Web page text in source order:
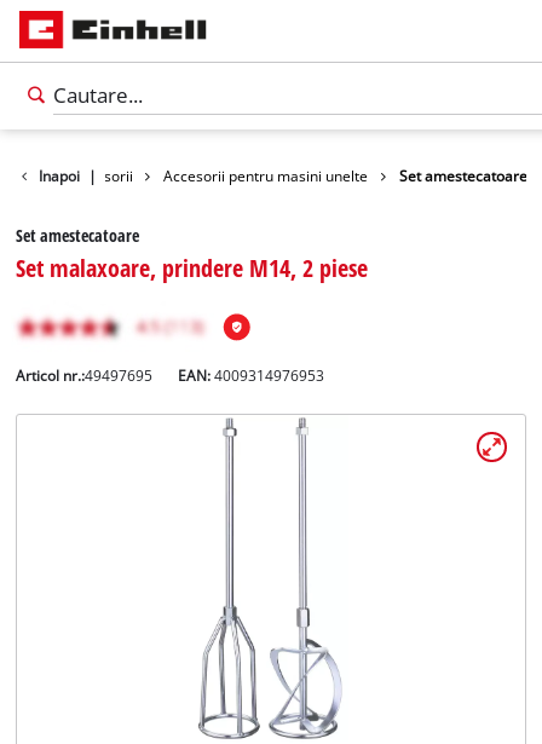
Inapoi |
Accesorii Accesorii pentru masini unelte Set amestecatoare
Set amestecatoare
Set malaxoare, prindere M14, 2 piese
Articol nr.:49497695 EAN:4009314976953